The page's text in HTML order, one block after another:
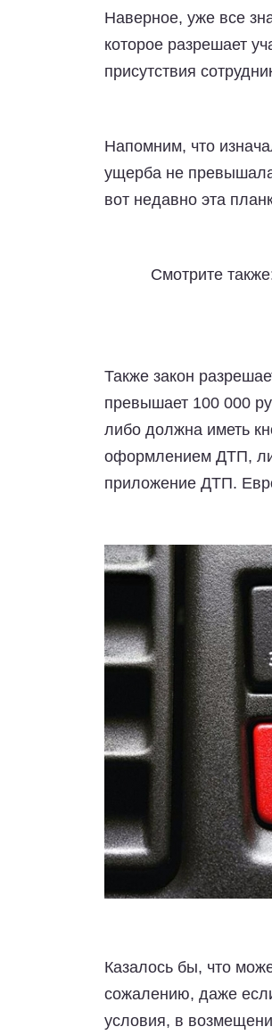
Наверное, уже все
которое разрешает
присутствия
Напомним, что
ущерба не
вот недавно эта
Смотрите
Также закон
превышает 100 000
либо должна иметь
оформлением ДТП,
приложение ДТП.
Казалось бы, что
сожалению, даже
условия, в